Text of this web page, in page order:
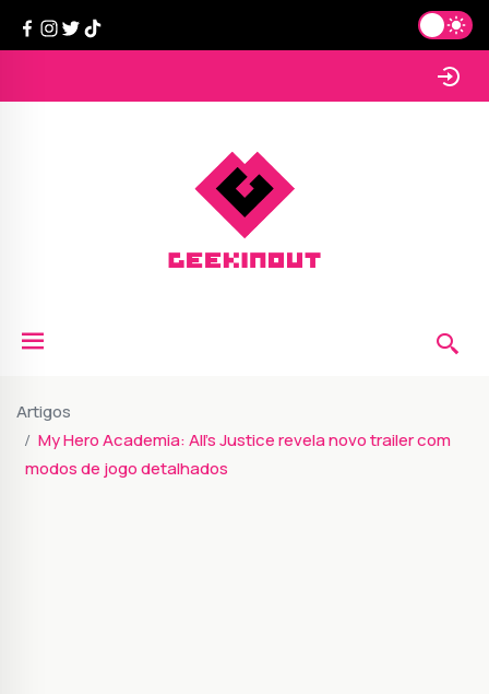
Artigos
My Hero Academia: All’s Justice revela novo trailer com
modos de jogo detalhados